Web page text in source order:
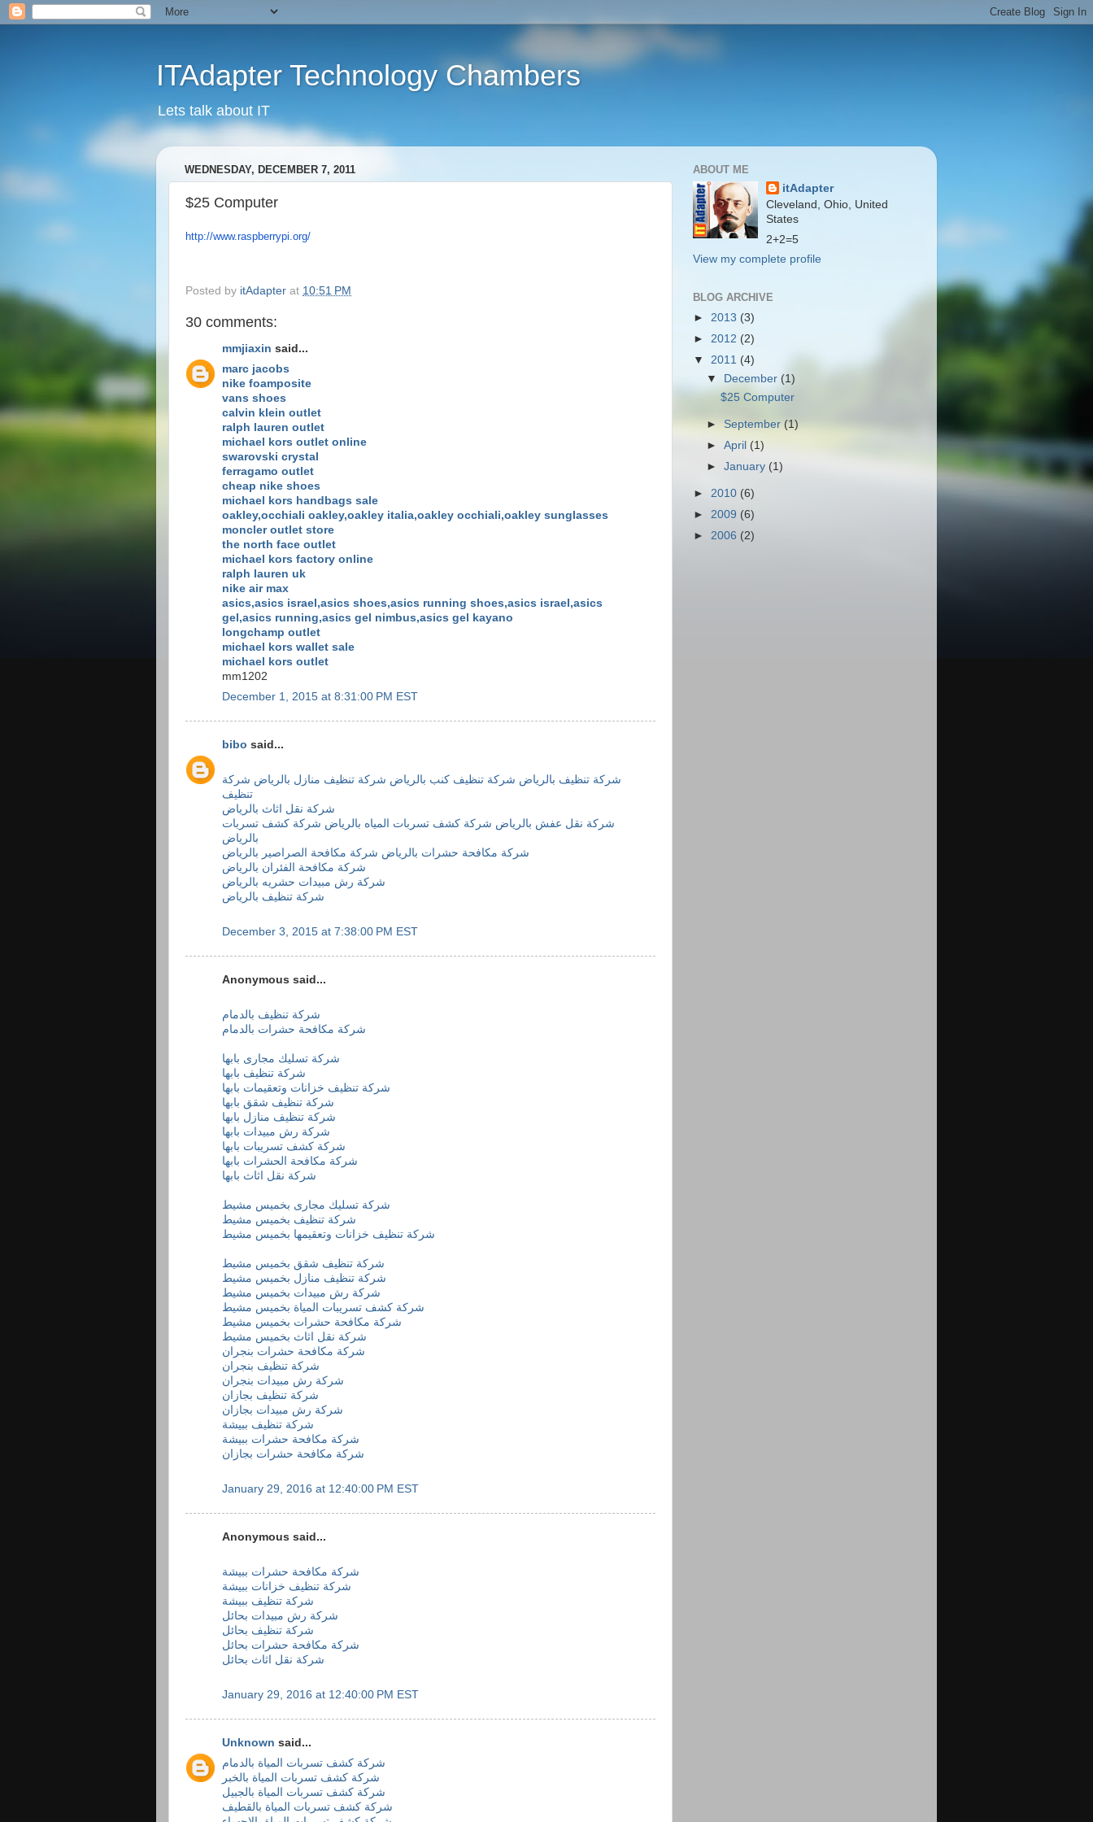
ITAdapter Technology Chambers
Lets talk about IT
WEDNESDAY, DECEMBER 7, 2011
$25 Computer
http://www.raspberrypi.org/
Posted by itAdapter at 10:51 PM
30 comments:
mmjiaxin said...
marc jacobs
nike foamposite
vans shoes
calvin klein outlet
ralph lauren outlet
michael kors outlet online
swarovski crystal
ferragamo outlet
cheap nike shoes
michael kors handbags sale
oakley,occhiali oakley,oakley italia,oakley occhiali,oakley sunglasses
moncler outlet store
the north face outlet
michael kors factory online
ralph lauren uk
nike air max
asics,asics israel,asics shoes,asics running shoes,asics israel,asics
gel,asics running,asics gel nimbus,asics gel kayano
longchamp outlet
michael kors wallet sale
michael kors outlet
mm1202
December 1, 2015 at 8:31:00 PM EST
bibo said...
شركة تنظيف بالرياض شركة تنظيف كنب بالرياض شركة تنظيف منازل بالرياض شركة
تنظيف
شركة نقل اثاث بالرياض
شركة نقل عفش بالرياض شركة كشف تسربات المياه بالرياض شركة كشف تسربات
بالرياض
شركة مكافحة حشرات بالرياض شركة مكافحة الصراصير بالرياض
شركة مكافحة الفئران بالرياض
شركة رش مبيدات حشريه بالرياض
شركة تنظيف بالرياض
December 3, 2015 at 7:38:00 PM EST
Anonymous said...
شركة تنظيف بالدمام
شركة مكافحة حشرات بالدمام
شركة تسليك مجارى بابها
شركة تنظيف بابها
شركة تنظيف خزانات وتعقيمات بابها
شركة تنظيف شقق بابها
شركة تنظيف منازل بابها
شركة رش مبيدات بابها
شركة كشف تسريبات بابها
شركة مكافحة الحشرات بابها
شركة نقل اثاث بابها
شركة تسليك مجارى بخميس مشيط
شركة تنظيف بخميس مشيط
شركة تنظيف خزانات وتعقيمها بخميس مشيط
شركة تنظيف شقق بخميس مشيط
شركة تنظيف منازل بخميس مشيط
شركة رش مبيدات بخميس مشيط
شركة كشف تسريبات المياة بخميس مشيط
شركة مكافحة حشرات بخميس مشيط
شركة نقل اثاث بخميس مشيط
شركة مكافحة حشرات بنجران
شركة تنظيف بنجران
شركة رش مبيدات بنجران
شركة تنظيف بجازان
شركة رش مبيدات بجازان
شركة تنظيف ببيشة
شركة مكافحة حشرات ببيشة
شركة مكافحة حشرات بجازان
January 29, 2016 at 12:40:00 PM EST
Anonymous said...
شركة مكافحة حشرات ببيشة
شركة تنظيف خزانات ببيشة
شركة تنظيف ببيشة
شركة رش مبيدات بحائل
شركة تنظيف بحائل
شركة مكافحة حشرات بحائل
شركة نقل اثاث بحائل
January 29, 2016 at 12:40:00 PM EST
Unknown said...
شركة كشف تسربات المياة بالدمام
شركة كشف تسربات المياة بالخبر
شركة كشف تسربات المياة بالجبيل
شركة كشف تسربات المياة بالقطيف
ABOUT ME
itAdapter
Cleveland, Ohio, United
States
2+2=5
View my complete profile
BLOG ARCHIVE
► 2013 (3)
► 2012 (2)
▼ 2011 (4)
▼
December (1)
$25 Computer
► September (1)
►April (1)
►January (1)
► 2010 (6)
► 2009 (6)
► 2006 (2)